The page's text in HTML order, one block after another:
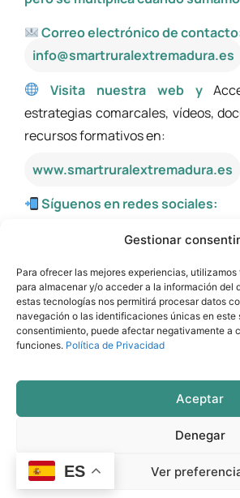
Gestionar
Para ofrecer las mejores experiencias,
para almacenar y/o acceder a la información del
estas tecnologías nos permitirá procesar datos
navegación o las identificaciones únicas en este
consentimiento, puede afectar negativamente a
funciones. Política de Privacidad
Aceptar
Denegar
Ver
Correo electrónico de
info@smartruralextremadura.es
Visita nuestra web y
estrategias comarcales, vídeos,
recursos formativos en:
www.smartruralextremadura.es
Síguenos en redes sociales:
Instagram:
https://
X: https://x.com/
LinkedIn:
TikTok:
https://www.tiktok.com/
YouTube:
https://
ES